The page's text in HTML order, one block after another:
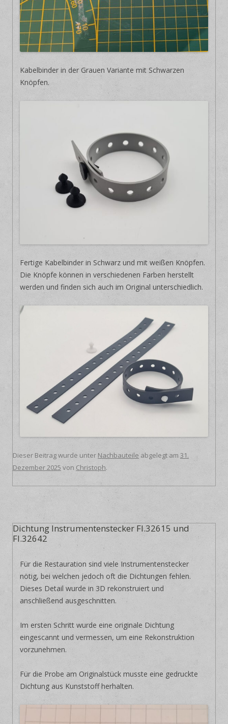
Kabelbinder in der Grauen Variante mit Schwarzen
Knöpfen.
Fertige Kabelbinder in Schwarz und mit weißen Knöpfen.
Die Knöpfe können in verschiedenen Farben herstellt
werden und finden sich auch im Original unterschiedlich.
Dieser Beitrag wurde unter Nachbauteile abgelegt am 31.
Dezember 2025 von Christoph.
Dichtung Instrumentenstecker Fl.32615 und
Fl.32642
Für die Restauration sind viele Instrumentenstecker
nötig, bei welchen jedoch oft die Dichtungen fehlen.
Dieses Detail wurde in 3D rekonstruiert und
anschließend ausgeschnitten.
Im ersten Schritt wurde eine originale Dichtung
eingescannt und vermessen, um eine Rekonstruktion
vorzunehmen.
Für die Probe am Originalstück musste eine gedruckte
Dichtung aus Kunststoff herhalten.